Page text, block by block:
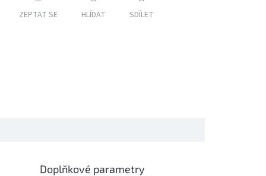
ZEPTAT SE HLÍDAT SDÍLET
Doplňkové parametry